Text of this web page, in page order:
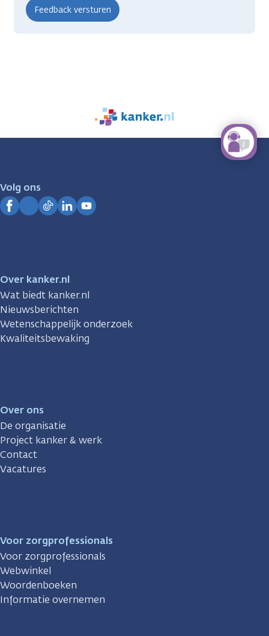
We
zijn
Volg ons
Over kanker.nl
Wat biedt kanker.nl
Nieuwsberichten
Wetenschappelijk onderzoek
Kwaliteitsbewaking
Over ons
De organisatie
Project kanker & werk
Contact
Vacatures
Voor zorgprofessionals
Voor zorgprofessionals
Webwinkel
Woordenboeken
Informatie overnemen